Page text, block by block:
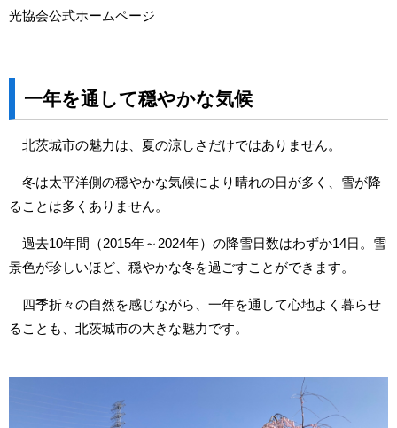
光協会公式ホームページ
一年を通して穏やかな気候
北茨城市の魅力は、夏の涼しさだけではありません。
冬は太平洋側の穏やかな気候により晴れの日が多く、雪が降
ることは多くありません。
過去10年間（2015年～2024年）の降雪日数はわずか14日。雪
景色が珍しいほど、穏やかな冬を過ごすことができます。
四季折々の自然を感じながら、一年を通して心地よく暮らせ
ることも、北茨城市の大きな魅力です。